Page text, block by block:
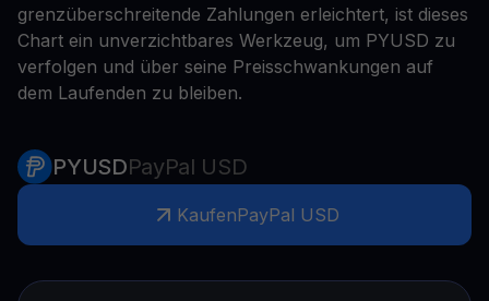
grenzüberschreitende Zahlungen erleichtert, ist dieses
Chart ein unverzichtbares Werkzeug, um PYUSD zu
verfolgen und über seine Preisschwankungen auf
dem Laufenden zu bleiben.
PYUSDPayPal USD
KaufenPayPal USD